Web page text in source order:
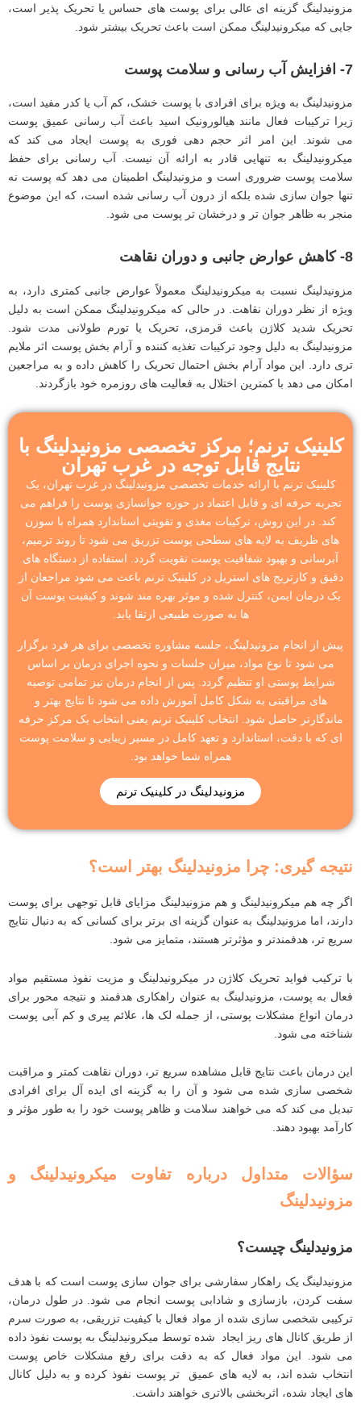
مزونیدلینگ گزینه ‌ای عالی برای پوست‌ های حساس یا تحریک ‌پذیر است،
جایی که میکرونیدلینگ ممکن است باعث تحریک بیشتر شود.
7- افزایش آب رسانی و سلامت پوست
مزونیدلینگ به ‌ویژه برای افرادی با پوست خشک، کم ‌آب یا کدر مفید است،
زیرا ترکیبات فعال مانند هیالورونیک اسید باعث آب رسانی عمیق پوست
می ‌شوند. این امر اثر حجم ‌دهی فوری به پوست ایجاد می‌ کند که
میکرونیدلینگ به تنهایی قادر به ارائه آن نیست. آب رسانی برای حفظ
سلامت پوست ضروری است و مزونیدلینگ اطمینان می ‌دهد که پوست نه
تنها جوان ‌سازی شده بلکه از درون آب رسانی شده است، که این موضوع
منجر به ظاهر جوان‌ تر و درخشان ‌تر پوست می‌ شود.
8- کاهش عوارض جانبی و دوران نقاهت
مزونیدلینگ نسبت به میکرونیدلینگ معمولاً عوارض جانبی کمتری دارد، به
‌ویژه از نظر دوران نقاهت. در حالی که میکرونیدلینگ ممکن است به دلیل
تحریک شدید کلاژن باعث قرمزی، تحریک یا تورم طولانی ‌مدت شود.
مزونیدلینگ به دلیل وجود ترکیبات تغذیه‌ کننده و آرام ‌بخش پوست اثر ملایم
‌تری دارد. این مواد آرام‌ بخش احتمال تحریک را کاهش داده و به مراجعین
امکان می‌ دهد با کمترین اختلال به فعالیت ‌های روزمره خود بازگردند.
کلینیک ترنم؛ مرکز تخصصی مزونیدلینگ با
نتایج قابل توجه در غرب تهران
کلینیک ترنم با ارائه خدمات تخصصی مزونیدلینگ در غرب تهران، یک
تجربه حرفه ای و قابل اعتماد در حوزه جوانسازی پوست را فراهم می
کند. در این روش، ترکیبات مغذی و تقویتی استاندارد همراه با سوزن
های ظریف به لایه های سطحی پوست تزریق می شود تا روند ترمیم،
آبرسانی و بهبود شفافیت پوست تقویت گردد. استفاده از دستگاه های
دقیق و کارتریج های استریل در کلینیک ترنم باعث می شود مراجعان از
یک درمان ایمن، کنترل شده و موثر بهره مند شوند و کیفیت پوست آن
ها به صورت طبیعی ارتقا یابد.
پیش از انجام مزونیدلینگ، جلسه مشاوره تخصصی برای هر فرد برگزار
می شود تا نوع مواد، میزان جلسات و نحوه اجرای درمان بر اساس
شرایط پوستی او تنظیم گردد. پس از انجام درمان نیز تمامی توصیه
های مراقبتی به شکل کامل آموزش داده می شود تا نتایج بهتر و
ماندگارتر حاصل شود. انتخاب کلینیک ترنم یعنی انتخاب یک مرکز حرفه
ای که با دقت، استاندارد و تعهد کامل در مسیر زیبایی و سلامت پوست
همراه شما خواهد بود.
مزونیدلینگ در کلینیک ترنم
نتیجه ‌گیری: چرا مزونیدلینگ بهتر است؟
اگر چه هم میکرونیدلینگ و هم مزونیدلینگ مزایای قابل توجهی برای پوست
دارند، اما مزونیدلینگ به‌ عنوان گزینه ‌ای برتر برای کسانی که به دنبال نتایج
سریع‌ تر، هدفمندتر و مؤثرتر هستند، متمایز می ‌شود.
با ترکیب فواید تحریک کلاژن در میکرونیدلینگ و مزیت نفوذ مستقیم مواد
فعال به پوست، مزونیدلینگ به ‌عنوان راهکاری هدفمند و نتیجه ‌محور برای
درمان انواع مشکلات پوستی، از جمله لک ‌ها، علائم پیری و کم ‌آبی پوست
شناخته می ‌شود.
این درمان باعث نتایج قابل مشاهده سریع ‌تر، دوران نقاهت کمتر و مراقبت
شخصی ‌سازی ‌شده می ‌شود و آن را به گزینه ‌ای ایده‌ آل برای افرادی
تبدیل می ‌کند که می ‌خواهند سلامت و ظاهر پوست خود را به ‌طور مؤثر و
کارآمد بهبود دهند.
سؤالات متداول درباره تفاوت میکرونیدلینگ و
مزونیدلینگ
مزونیدلینگ چیست؟
مزونیدلینگ یک راهکار سفارشی برای جوان‌ سازی پوست است که با هدف
سفت ‌کردن، بازسازی و شادابی پوست انجام می‌ شود. در طول درمان،
ترکیبی شخصی ‌سازی ‌شده از مواد فعال با کیفیت تزریقی، به صورت سرم
از طریق کانال ‌های ریز ایجاد شده توسط میکرونیدلینگ به پوست نفوذ داده
می ‌شود. این مواد فعال که به دقت برای رفع مشکلات خاص پوست
انتخاب شده ‌اند، به لایه ‌های عمیق ‌تر پوست نفوذ کرده و به دلیل کانال
‌های ایجاد شده، اثربخشی بالاتری خواهند داشت.